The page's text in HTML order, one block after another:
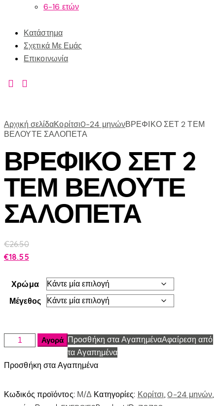
6-16 ετών
Κατάστημα
Σχετικά Με Εμάς
Επικοινωνία
Αρχική σελίδαΚορίτσι0-24 μηνώνΒΡΕΦΙΚΟ ΣΕΤ 2 ΤΕΜ
ΒΕΛΟΥΤΕ ΣΑΛΟΠΕΤΑ
ΒΡΕΦΙΚΟ ΣΕΤ 2
ΤΕΜ ΒΕΛΟΥΤΕ
ΣΑΛΟΠΕΤΑ
€26.50
€18.55
Χρώμα
Μέγεθος
Αγορά Προσθήκη στα ΑγαπημέναΑφαίρεση από
τα Αγαπημένα
Προσθήκη στα Αγαπημένα
Κωδικός προϊόντος: Μ/Δ Κατηγορίες: Κορίτσι,0-24 μηνών,